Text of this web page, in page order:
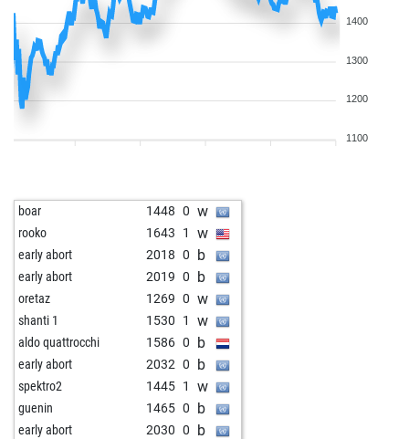
1400
1300
1200
1100
boar 1448 0 w
rooko 1643 1 w
early abort 2018 0 b
early abort 2019 0 b
oretaz 1269 0 w
shanti 1 1530 1 w
aldo quattrocchi 1586 0 b
early abort 2032 0 b
spektro2 1445 1 w
guenin 1465 0 b
early abort 2030 0 b